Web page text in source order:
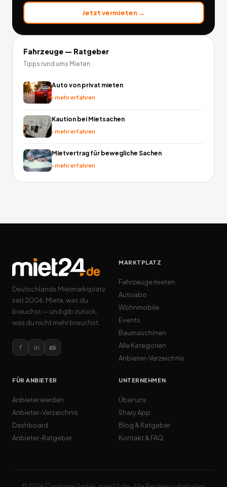
Jetzt vermieten →
Fahrzeuge— Ratgeber
Tipps rund ums Mieten
Auto von privat mieten
›mehr erfahren
Kaution bei Mietsachen
›mehr erfahren
Mietvertrag für bewegliche Sachen
›mehr erfahren
Deutschlands Mietmarktplatz
seit 2006. Miete, was du
brauchst — und gib zurück,
was du nicht mehr brauchst.
f in 📸
MARKTPLATZ
Fahrzeuge mieten
Autoabo
Wohnmobile
Events
Baumaschinen
Alle Kategorien
Anbieter-Verzeichnis
FÜR ANBIETER
Anbieter werden
Anbieter-Verzeichnis
Dashboard
Anbieter-Ratgeber
UNTERNEHMEN
Über uns
Shary App
Blog & Ratgeber
Kontakt & FAQ